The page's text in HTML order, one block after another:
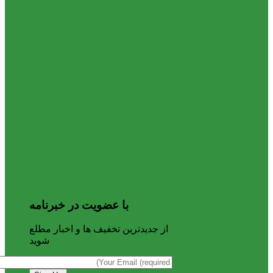
با عضویت در خبرنامه
از جدیدترین تخفیف ها و اخبار مطلع
شوید